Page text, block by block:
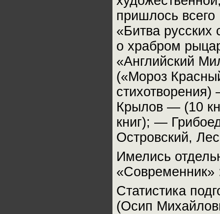
пришлось
«Битва
о храбром
«Английский
(«Мороз
Крылов — (10
книг); —
Островский,
Имелись
«Современник»
Статистика
(Осип